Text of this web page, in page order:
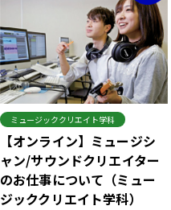
ミュージッククリエイト学科
【オンライン】ミュージシ
ャン/サウンドクリエイター
のお仕事について（ミュー
ジッククリエイト学科）